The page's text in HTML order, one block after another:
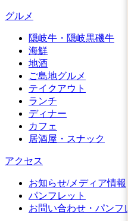
は漁業
しいみ
たい
で、銛
突きし
ていい
場所、
悪い場
所を教
ださい
ます！
8-9月の
家の裏
自宅に
にくつ
ろげま
若いオ
人柄と
ホスピ
タリテ
グルメ
隠岐牛・隠岐黒磯牛
海鮮
地酒
ご島地グルメ
テイクアウト
ランチ
ディナー
カフェ
居酒屋・スナック
アクセス
お知らせ/メディア情報
パンフレット
お問い合わせ・パンフ